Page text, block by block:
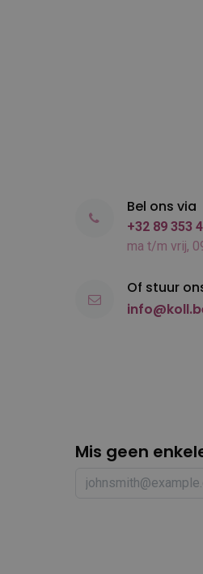
Mis geen
Bel ons via
+32 89 353
ma t/m vrij,
Of stuur